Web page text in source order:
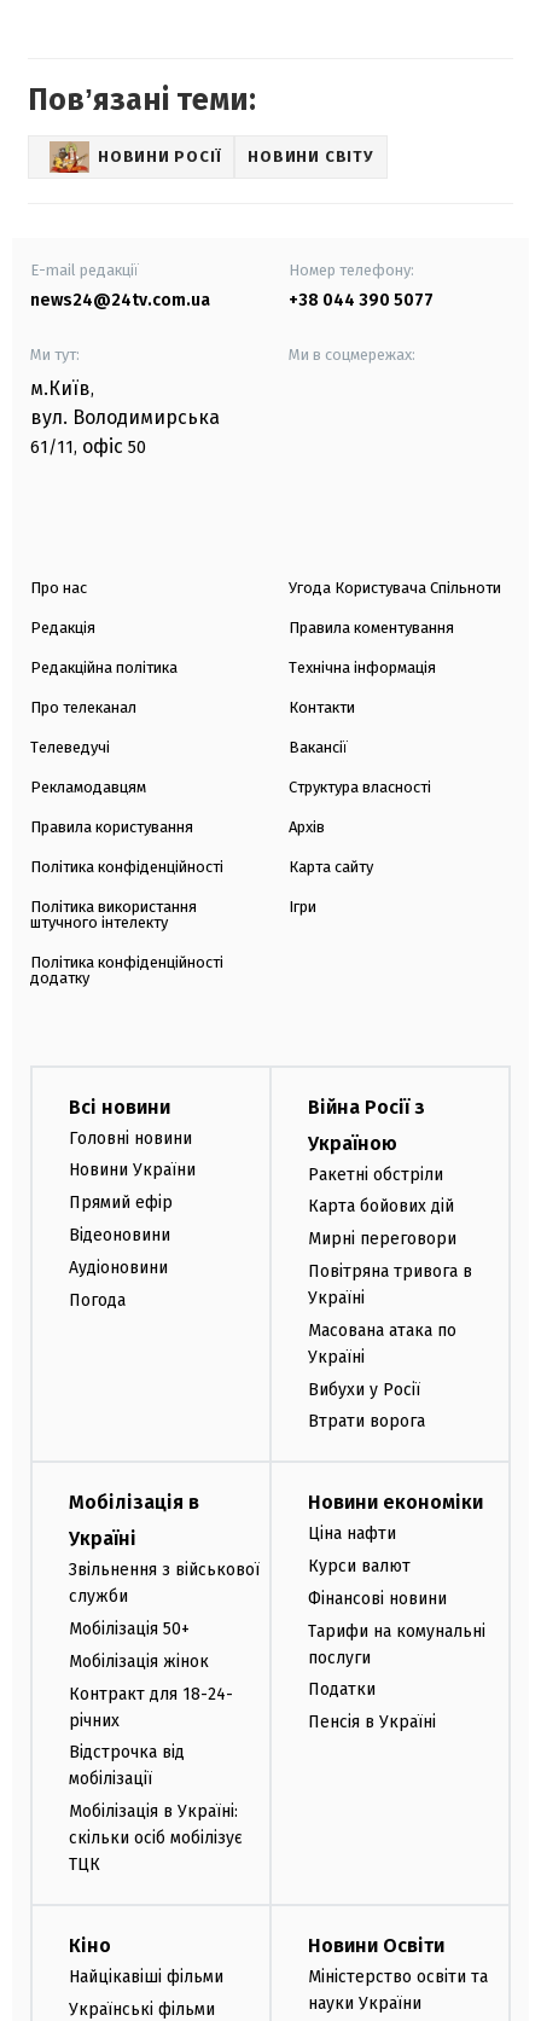
Повʼязані теми:
НОВИНИ РОСІЇ НОВИНИ СВІТУ
E-mail редакції
news24@24tv.com.ua
Номер телефону:
+38 044 390 5077
Ми тут:
м.Київ,
вул. Володимирська
61/11, офіс 50
Ми в соцмережах:
Про нас
Редакція
Редакційна політика
Про телеканал
Телеведучі
Рекламодавцям
Правила користування
Політика конфіденційності
Політика використання
штучного інтелекту
Політика конфіденційності
додатку
Угода Користувача Спільноти
Правила коментування
Технічна інформація
Контакти
Вакансії
Структура власності
Архів
Карта сайту
Ігри
Всі новини
Головні новини
Новини України
Прямий ефір
Відеоновини
Аудіоновини
Погода
Війна Росії з
Україною
Ракетні обстріли
Карта бойових дій
Мирні переговори
Повітряна тривога в
Україні
Масована атака по
Україні
Вибухи у Росії
Втрати ворога
Мобілізація в
Україні
Звільнення з військової
служби
Мобілізація 50+
Мобілізація жінок
Контракт для 18-24-
річних
Відстрочка від
мобілізації
Мобілізація в Україні:
скільки осіб мобілізує
ТЦК
Новини економіки
Ціна нафти
Курси валют
Фінансові новини
Тарифи на комунальні
послуги
Податки
Пенсія в Україні
Кіно
Найцікавіші фільми
Українські фільми
Новини Освіти
Міністерство освіти та
науки України